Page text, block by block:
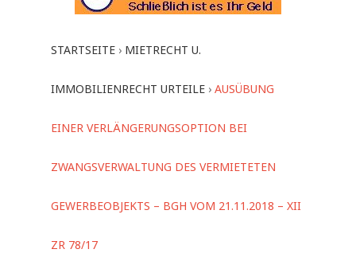
STARTSEITE › MIETRECHT U.
IMMOBILIENRECHT URTEILE › AUSÜBUNG
EINER VERLÄNGERUNGSOPTION BEI
ZWANGSVERWALTUNG DES VERMIETETEN
GEWERBEOBJEKTS – BGH VOM 21.11.2018 – XII
ZR 78/17